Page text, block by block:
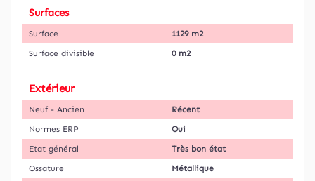
Surfaces
Surface
1129 m2
Surface divisible
0 m2
Extérieur
Neuf - Ancien
Récent
Normes ERP
Oui
Etat général
Très bon état
Ossature
Métallique